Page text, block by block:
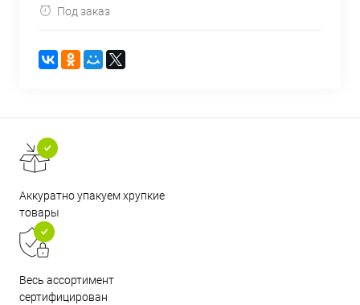
Под заказ
Аккуратно упакуем хрупкие
товары
Весь ассортимент
сертифицирован